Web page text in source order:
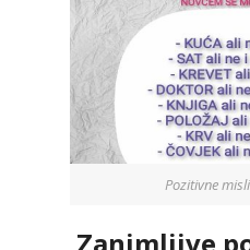
Pozitivne
Zanimljive